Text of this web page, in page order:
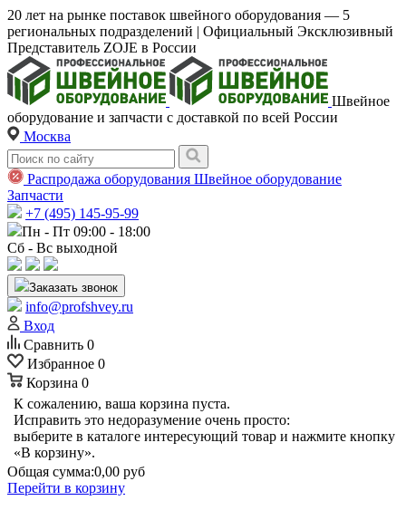
20 лет на рынке поставок швейного оборудования — 5
региональных подразделений | Официальный Эксклюзивный
Представитель ZOJE в России
Швейное
оборудование и запчасти с доставкой по всей России
Москва
Распродажа оборудования Швейное оборудование
Запчасти
+7 (495) 145-95-99
Пн - Пт 09:00 - 18:00
Сб - Вс выходной
Заказать звонок
info@profshvey.ru
Вход
Сравнить 0
Избранное 0
Корзина 0
К сожалению, ваша корзина пуста.
Исправить это недоразумение очень просто:
выберите в каталоге интересующий товар и нажмите кнопку
«В корзину».
Общая сумма:0,00 руб
Перейти в корзину